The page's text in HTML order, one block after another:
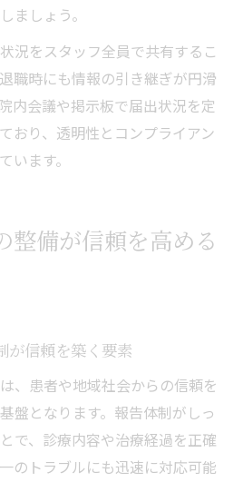
ましょう。
況をスタッフ全員で共有するこ
職時にも情報の引き継ぎが円滑
内会議や掲示板で届出状況を定
おり、透明性とコンプライアン
います。
整備が信頼を高める
が信頼を築く要素
、患者や地域社会からの信頼を
盤となります。報告体制がしっ
で、診療内容や治療経過を正確
のトラブルにも迅速に対応可能